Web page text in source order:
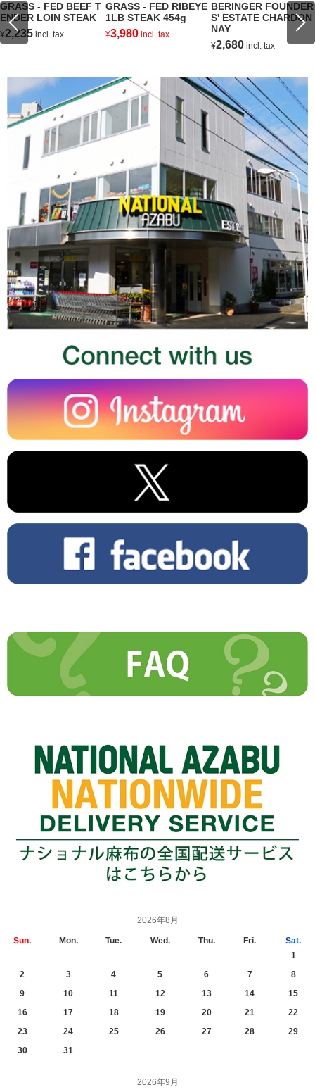
GRASS - FED BEEF T
ENDER LOIN STEAK
¥2,235 incl. tax
GRASS - FED RIBEYE
1LB STEAK 454g
¥3,980 incl. tax
BERINGER FOUNDER
S' ESTATE CHARDON
NAY
¥2,680 incl. tax
2026年8月
Sun. Mon. Tue. Wed. Thu. Fri.
Sat.
1
2
3 4 5 6 7
8
9
10 11 12 13 14
15
16
17 18 19 20 21
22
23
24 25 26 27 28
29
30
31
2026年9月